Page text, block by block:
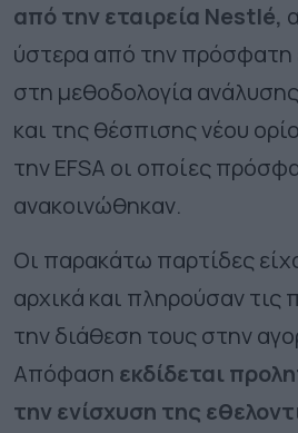
από την εταιρεία Nestlé,
ύστερα από την πρόσφατη
στη μεθοδολογία
και της θέσπισης νέου
την EFSA οι οποίες
ανακοινώθηκαν.
Οι παρακάτω παρτίδες
αρχικά και πληρούσαν τις
την διάθεση τους στην
Απόφαση εκδίδεται
την ενίσχυση της